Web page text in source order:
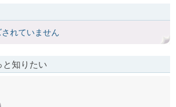
れていません
知りたい